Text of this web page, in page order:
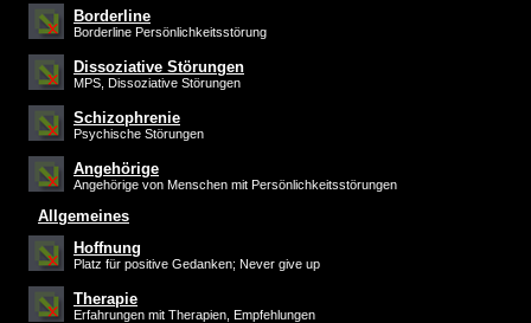
Borderline
Borderline Persönlichkeitsstörung
Dissoziative Störungen
MPS, Dissoziative Störungen
Schizophrenie
Psychische Störungen
Angehörige
Angehörige von Menschen mit Persönlichkeitsstörungen
Allgemeines
Hoffnung
Platz für positive Gedanken; Never give up
Therapie
Erfahrungen mit Therapien, Empfehlungen